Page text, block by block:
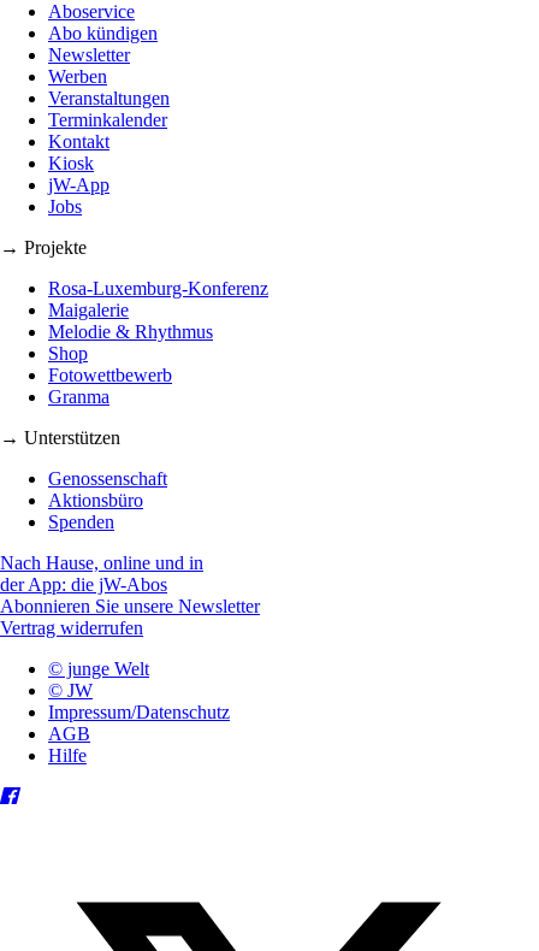
Aboservice
Abo kündigen
Newsletter
Werben
Veranstaltungen
Terminkalender
Kontakt
Kiosk
jW-App
Jobs
→ Projekte
Rosa-Luxemburg-Konferenz
Maigalerie
Melodie & Rhythmus
Shop
Fotowettbewerb
Granma
→ Unterstützen
Genossenschaft
Aktionsbüro
Spenden
Nach Hause, online und in
der App: die jW-Abos
Abonnieren Sie unsere Newsletter
Vertrag widerrufen
© junge Welt
© JW
Impressum/Datenschutz
AGB
Hilfe